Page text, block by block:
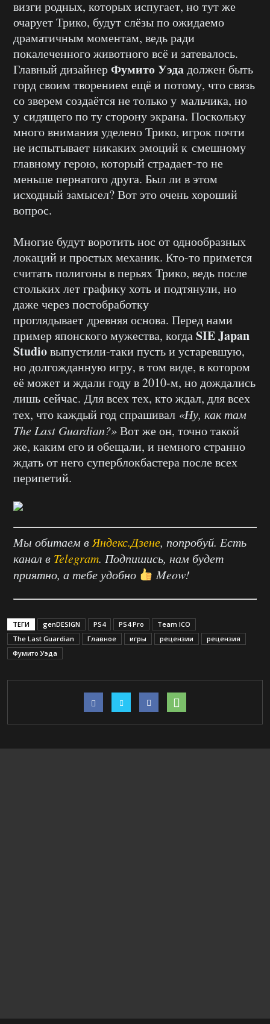
визги родных, которых испугает, но тут же
очарует Трико, будут слёзы по ожидаемо
драматичным моментам, ведь ради
покалеченного животного всё и затевалось.
Главный дизайнерФумито Уэдадолжен быть
горд своим творением ещё и потому, что связь
со зверем создаётся не только у мальчика, но
у сидящего по ту сторону экрана. Поскольку
много внимания уделено Трико, игрок почти
не испытывает никаких эмоций к смешному
главному герою, который страдает-то не
меньше пернатого друга. Был ли в этом
исходный замысел? Вот это очень хороший
вопрос.
Многие будут воротить нос от однообразных
локаций и простых механик. Кто-то примется
считать полигоны в перьях Трико, ведь после
стольких лет графику хоть и подтянули, но
даже через постобработку
проглядывает древняя основа. Перед нами
пример японского мужества, когдаSIE Japan
Studioвыпустили-таки пусть и устаревшую,
но долгожданную игру, в том виде, в котором
её может и ждали году в 2010-м, но дождались
лишь сейчас. Для всех тех, кто ждал, для всех
тех, что каждый год спрашивал «Ну, как там
The Last Guardian?»Вот же он, точно такой
же, каким его и обещали, и немного странно
ждать от него суперблокбастера после всех
перипетий.
Мы обитаем в Яндекс.Дзене, попробуй. Есть
канал в Telegram. Подпишись, нам будет
приятно, а тебе удобно
Meow!
ТЕГИ genDESIGN PS4 PS4 Pro
Team ICO
The Last Guardian
Главное игры рецензии
рецензия
Фумито Уэда